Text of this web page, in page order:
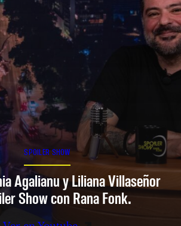
SPOILER SHOW
Agalianu y Liliana Villaseñor
Show con Rana Fonk.